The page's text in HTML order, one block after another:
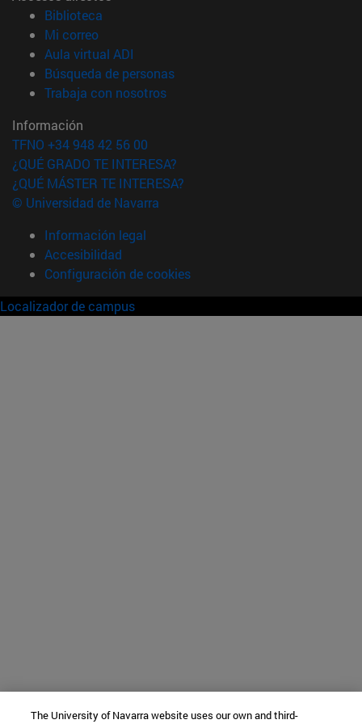
Biblioteca
Mi correo(abre en nueva ventana)
Aula virtual ADI
Búsqueda de personas(abre en nueva ventana)
Trabaja con nosotros(abre en nueva ventana)
Información
TFNO +34 948 42 56 00
¿QUÉ GRADO TE INTERESA?
¿QUÉ MÁSTER TE INTERESA?
© Universidad de Navarra
Información legal
Accesibilidad
Configuración de cookies
Localizador de campus
The University of Navarra website uses our own and third-